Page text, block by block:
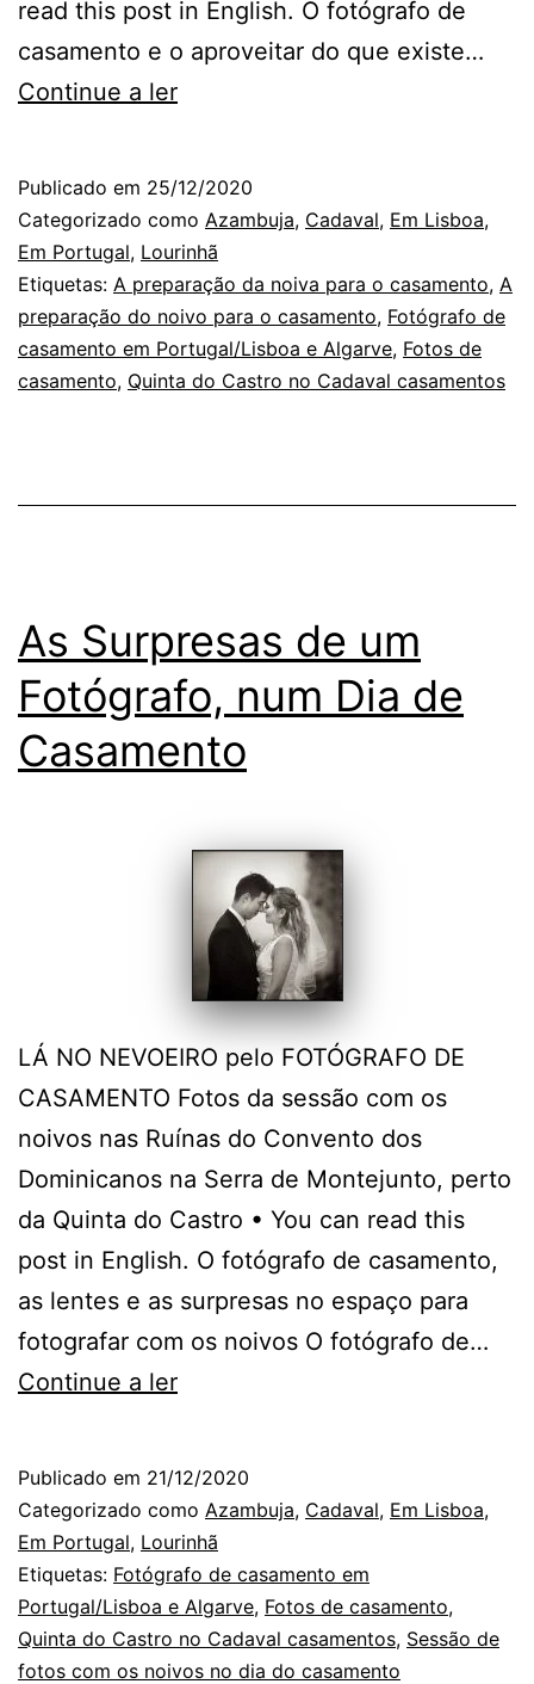
read this post in English. O fotógrafo de
casamento e o aproveitar do que existe…
Continue a lerFotógrafo
em
Lisboa:
a
vestir
fotografias
Publicado em 25/12/2020
Categorizado como Azambuja, Cadaval, Em Lisboa,
Em Portugal, Lourinhã
Etiquetas: A preparação da noiva para o casamento, A
preparação do noivo para o casamento, Fotógrafo de
casamento em Portugal/Lisboa e Algarve, Fotos de
casamento, Quinta do Castro no Cadaval casamentos
As Surpresas de um
Fotógrafo, num Dia de
Casamento
LÁ NO NEVOEIRO pelo FOTÓGRAFO DE
CASAMENTO Fotos da sessão com os
noivos nas Ruínas do Convento dos
Dominicanos na Serra de Montejunto, perto
da Quinta do Castro • You can read this
post in English. O fotógrafo de casamento,
as lentes e as surpresas no espaço para
fotografar com os noivos O fotógrafo de…
Continue a lerAs
um
Fotógrafo,
num
Dia
de
Publicado em 21/12/2020
Categorizado como Azambuja, Cadaval, Em Lisboa,
Em Portugal, Lourinhã
Etiquetas: Fotógrafo de casamento em
Portugal/Lisboa e Algarve, Fotos de casamento,
Quinta do Castro no Cadaval casamentos, Sessão de
fotos com os noivos no dia do casamento